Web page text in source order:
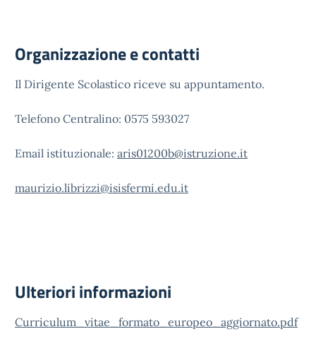
Organizzazione e contatti
Il Dirigente Scolastico riceve su appuntamento.
Telefono Centralino: 0575 593027
Email istituzionale: aris01200b@istruzione.it
maurizio.librizzi@isisfermi.edu.it
Ulteriori informazioni
Curriculum_vitae_formato_europeo_aggiornato.pdf